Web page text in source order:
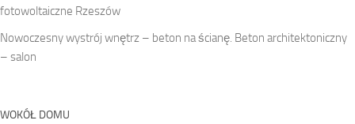
fotowoltaiczne Rzeszów
Nowoczesny wystrój wnętrz – beton na ścianę. Beton architektoniczny
– salon
WOKÓŁ DOMU